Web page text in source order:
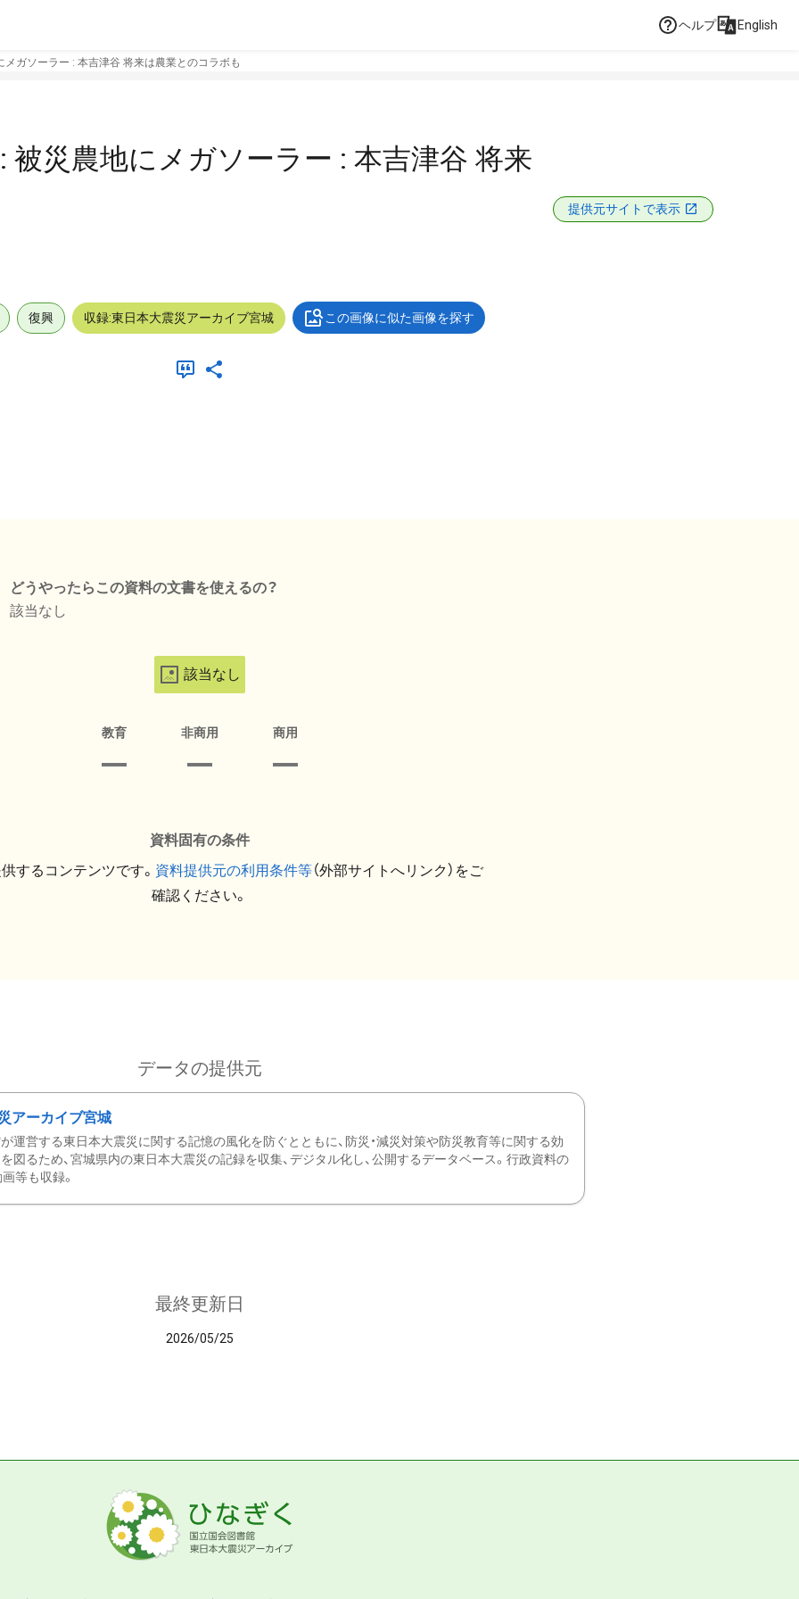
ヘルプ English
ガソーラー : 本吉津谷 将来は農業とのコラボも
被災農地にメガソーラー : 本吉津谷 将来
提供元サイトで表示
復興 収録:東日本大震災アーカイブ宮城 この画像に似た画像を探す
どうやったらこの資料の文書を使えるの？
該当なし
該当なし
教育 非商用 商用
資料固有の条件
するコンテンツです。 資料提供元の利用条件等（外部サイトへリンク）をご
確認ください。
データの提供元
アーカイブ宮城
運営する東日本大震災に関する記憶の風化を防ぐとともに、防災・減災対策や防災教育等に関する効
図るため、宮城県内の東日本大震災の記録を収集、デジタル化し、公開するデータベース。行政資料の
等も収録。
最終更新日
2026/05/25